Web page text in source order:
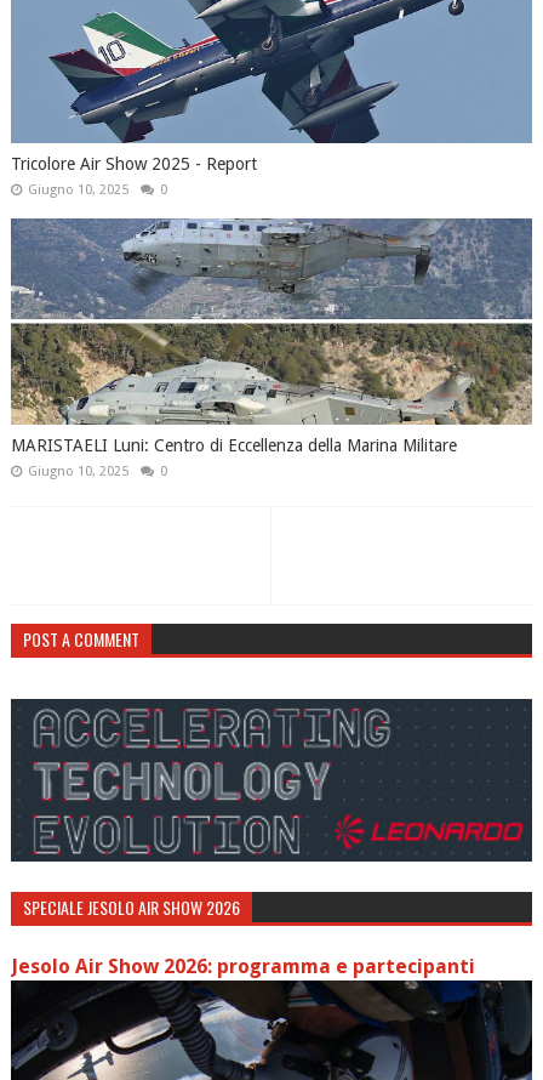
Tricolore Air Show 2025 - Report
Giugno 10, 2025 0
MARISTAELI Luni: Centro di Eccellenza della Marina Militare
Giugno 10, 2025 0
POST A COMMENT
SPECIALE JESOLO AIR SHOW 2026
Jesolo Air Show 2026: programma e partecipanti